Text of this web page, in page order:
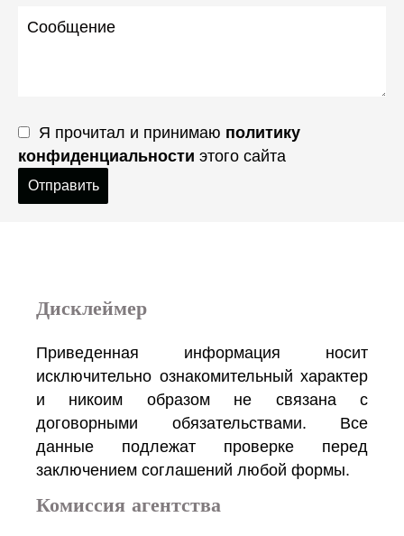
Я прочитал и принимаю политику
конфиденциальности этого сайта
Отправить
Дисклеймер
Приведенная информация носит
исключительно ознакомительный характер
и никоим образом не связана с
договорными обязательствами. Все
данные подлежат проверке перед
заключением соглашений любой формы.
Комиссия агентства